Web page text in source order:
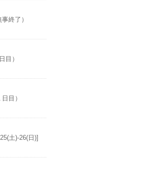
終了）
目）
目）
土)-26(日)]